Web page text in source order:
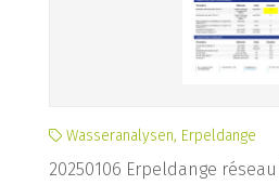
Wasseranalysen, Erpeldange
20250106 Erpeldange